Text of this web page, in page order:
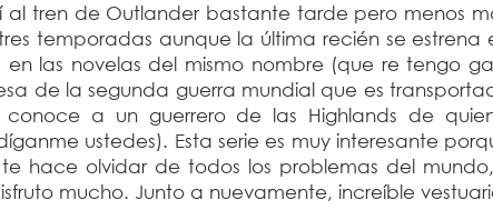
al tren de Outlander bastante tarde pero menos
temporadas aunque la última recién se estrena
las novelas del mismo nombre (que re tengo
de la segunda guerra mundial que es
a un guerrero de las Highlands de
ustedes). Esta serie es muy interesante
hace olvidar de todos los problemas del
mucho. Junto a nuevamente, increíble